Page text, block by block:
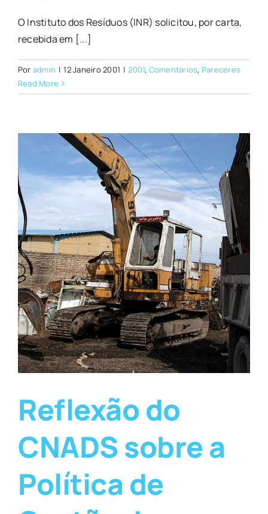
O Instituto dos Resíduos (INR) solicitou, por carta,
recebida em [...]
Por admin | 12 Janeiro 2001 | 2001, Comentários, Pareceres
Read More
Reflexão do
CNADS sobre a
Política de